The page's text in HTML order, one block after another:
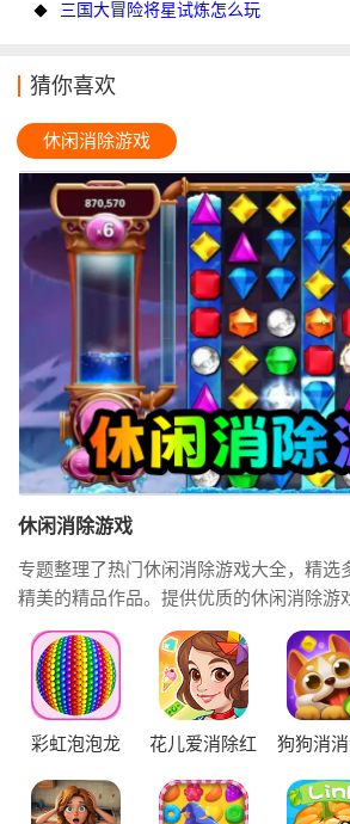
三国大冒险将星试炼怎么玩
猜你喜欢
休闲消除游戏
休闲消除游戏
专题整理了热门休闲消除游戏大全，精选
精美的精品作品。提供优质的休闲消除游
速找到适合自己的游戏内容。这里收录的
都值得下载体验。
彩虹泡泡龙
花儿爱消除红
狗狗消